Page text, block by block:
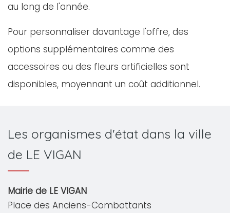
au long de l'année.
Pour personnaliser davantage l'offre, des
options supplémentaires comme des
accessoires ou des fleurs artificielles sont
disponibles, moyennant un coût additionnel.
Les organismes d'état dans la ville
de LE VIGAN
Mairie de LE VIGAN
Place des Anciens-Combattants